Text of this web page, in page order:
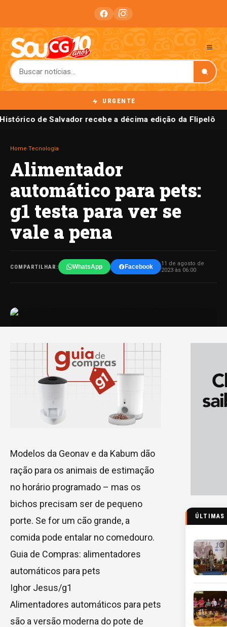
URGENTE
de Salvador recebe a décima edição da Flipelô
Home Tecnologia
Alimentador
automático para pets:
g1 testa para ver se
vale a pena
COMPARTILHAR: WhatsApp Facebook
11 de agosto de
2023 às 06:00
Modelos da Geonav e da Kabum dão
ração para os animais de estimação
no horário programado – mas os
bichos precisam ser de pequeno
porte. Se for um cão grande, a
comida pode entalar no comedouro.
Guia de Compras: alimentadores
automáticos para pets
Ighor Jesus/g1
Alimentadores automáticos para pets
são a versão moderna do pote de